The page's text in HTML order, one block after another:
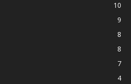
10
9
8
8
7
4